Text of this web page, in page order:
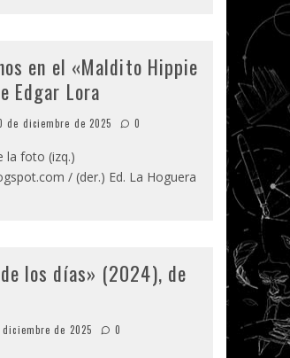
en el «Maldito Hippie
Edgar Lora
de diciembre de 2025 0
la foto (izq.)
/ (der.) Ed. La Hoguera
los días» (2024), de
diciembre de 2025 0